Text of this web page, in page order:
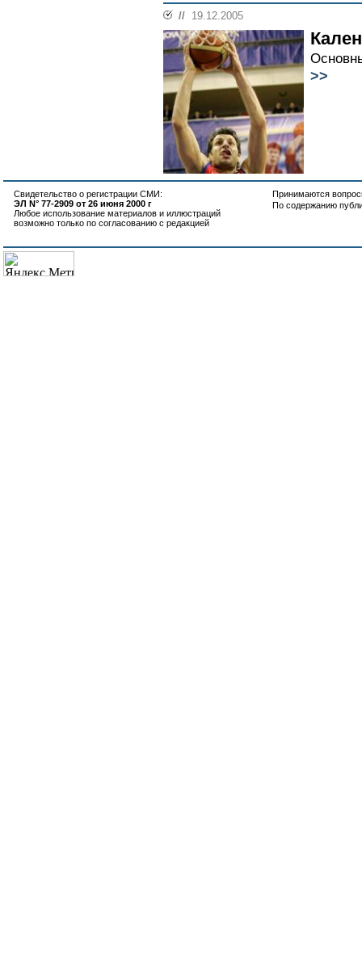
// 19.12.2005
>>
Свидетельство о регистрации СМИ:
ЭЛ N° 77-2909 от 26 июня 2000 г
Любое использование материалов и иллюстраций
возможно только по согласованию с редакцией
Принимаются
По содержанию